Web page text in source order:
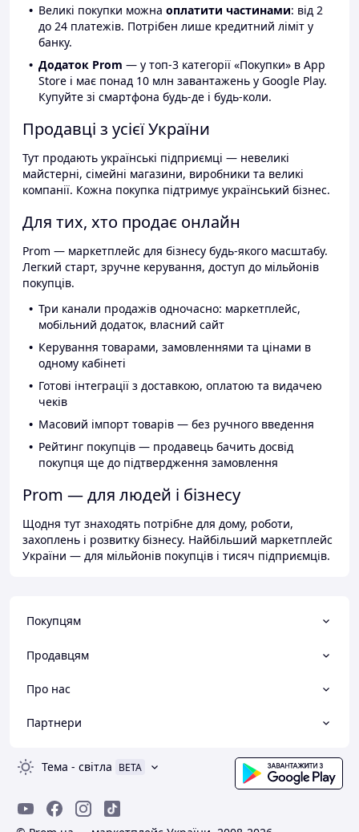
Великі покупки можна оплатити частинами: від 2
до 24 платежів. Потрібен лише кредитний ліміт у
банку.
Додаток Prom — у топ-3 категорії «Покупки» в App
Store і має понад 10 млн завантажень у Google Play.
Купуйте зі смартфона будь-де і будь-коли.
Продавці з усієї України
Тут продають українські підприємці — невеликі
майстерні, сімейні магазини, виробники та великі
компанії. Кожна покупка підтримує український бізнес.
Для тих, хто продає онлайн
Prom — маркетплейс для бізнесу будь-якого масштабу.
Легкий старт, зручне керування, доступ до мільйонів
покупців.
Три канали продажів одночасно: маркетплейс,
мобільний додаток, власний сайт
Керування товарами, замовленнями та цінами в
одному кабінеті
Готові інтеграції з доставкою, оплатою та видачею
чеків
Масовий імпорт товарів — без ручного введення
Рейтинг покупців — продавець бачить досвід
покупця ще до підтвердження замовлення
Prom — для людей і бізнесу
Щодня тут знаходять потрібне для дому, роботи,
захоплень і розвитку бізнесу. Найбільший маркетплейс
України — для мільйонів покупців і тисяч підприємців.
Покупцям
Продавцям
Про нас
Партнери
Тема - світла BETA